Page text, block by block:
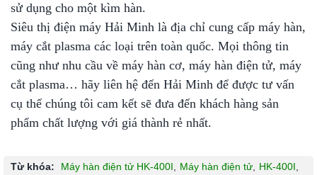
sử dụng cho một kìm hàn.
Siêu thị điện máy Hải Minh là địa chỉ cung cấp máy hàn,
máy cắt plasma các loại trên toàn quốc. Mọi thông tin
cũng như nhu cầu về máy hàn cơ, máy hàn điện tử, máy
cắt plasma… hãy liên hệ đến Hải Minh để được tư vấn
cụ thể chúng tôi cam kết sẽ đưa đến khách hàng sản
phẩm chất lượng với giá thành rẻ nhất.
Từ khóa: Máy hàn điện tử HK-400I Máy hàn điện tử HK-400I